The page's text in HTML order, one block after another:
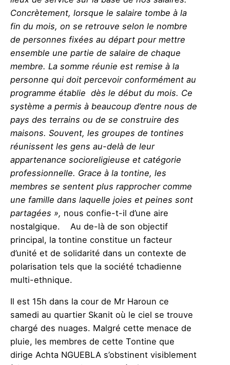
Concrètement, lorsque le salaire tombe à la
fin du mois, on se retrouve selon le nombre
de personnes fixées au départ pour mettre
ensemble une partie de salaire de chaque
membre. La somme réunie est remise à la
personne qui doit percevoir conformément au
programme établie dès le début du mois. Ce
système a permis à beaucoup d’entre nous de
pays des terrains ou de se construire des
maisons. Souvent, les groupes de tontines
réunissent les gens au-delà de leur
appartenance socioreligieuse et catégorie
professionnelle. Grace à la tontine, les
membres se sentent plus rapprocher comme
une famille dans laquelle joies et peines sont
partagées », nous confie-t-il d’une aire
nostalgique. Au de-là de son objectif
principal, la tontine constitue un facteur
d’unité et de solidarité dans un contexte de
polarisation tels que la société tchadienne
multi-ethnique.
Il est 15h dans la cour de Mr Haroun ce
samedi au quartier Skanit où le ciel se trouve
chargé des nuages. Malgré cette menace de
pluie, les membres de cette Tontine que
dirige Achta NGUEBLA s’obstinent visiblement